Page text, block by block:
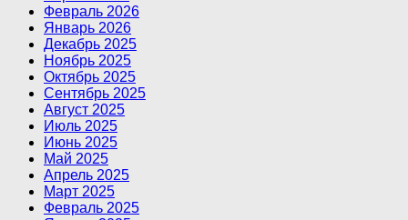
Февраль 2026
Январь 2026
Декабрь 2025
Ноябрь 2025
Октябрь 2025
Сентябрь 2025
Август 2025
Июль 2025
Июнь 2025
Май 2025
Апрель 2025
Март 2025
Февраль 2025